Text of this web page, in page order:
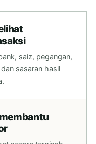
saiz, pegangan,
sasaran hasil